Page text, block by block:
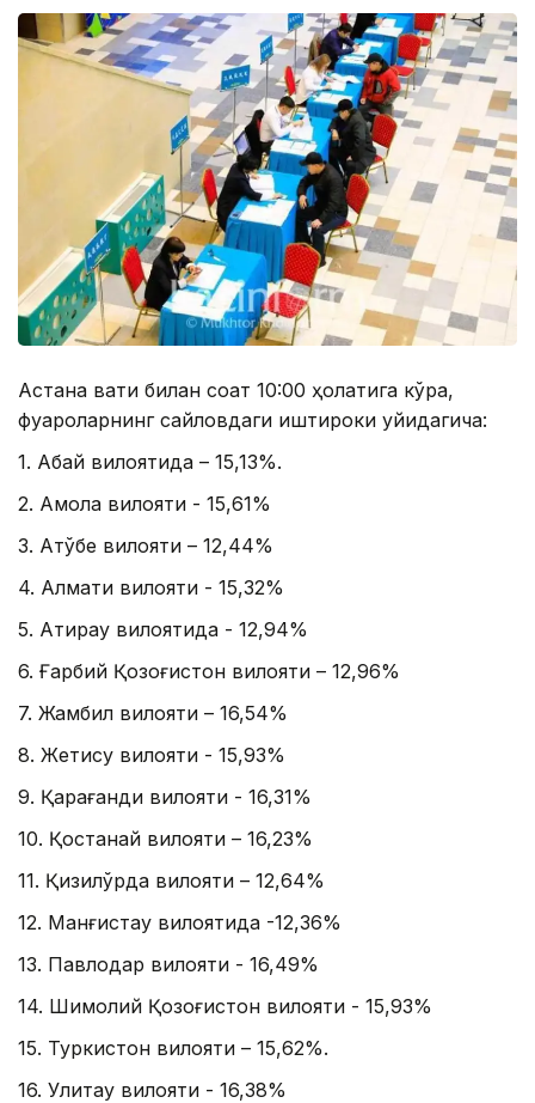
Астана вақти билан соат 10:00 ҳолатига кўра,
фуқароларнинг сайловдаги иштироки қуйидагича:
1. Абай вилоятида – 15,13%.
2. Ақмола вилояти - 15,61%
3. Ақтўбе вилояти – 12,44%
4. Алмати вилояти - 15,32%
5. Атирау вилоятида - 12,94%
6. Ғарбий Қозоғистон вилояти – 12,96%
7. Жамбил вилояти – 16,54%
8. Жетису вилояти - 15,93%
9. Қарағанди вилояти - 16,31%
10. Қостанай вилояти – 16,23%
11. Қизилўрда вилояти – 12,64%
12. Манғистау вилоятида -12,36%
13. Павлодар вилояти - 16,49%
14. Шимолий Қозоғистон вилояти - 15,93%
15. Туркистон вилояти – 15,62%.
16. Улитау вилояти - 16,38%